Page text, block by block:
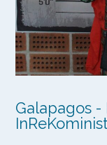
Galapagos -